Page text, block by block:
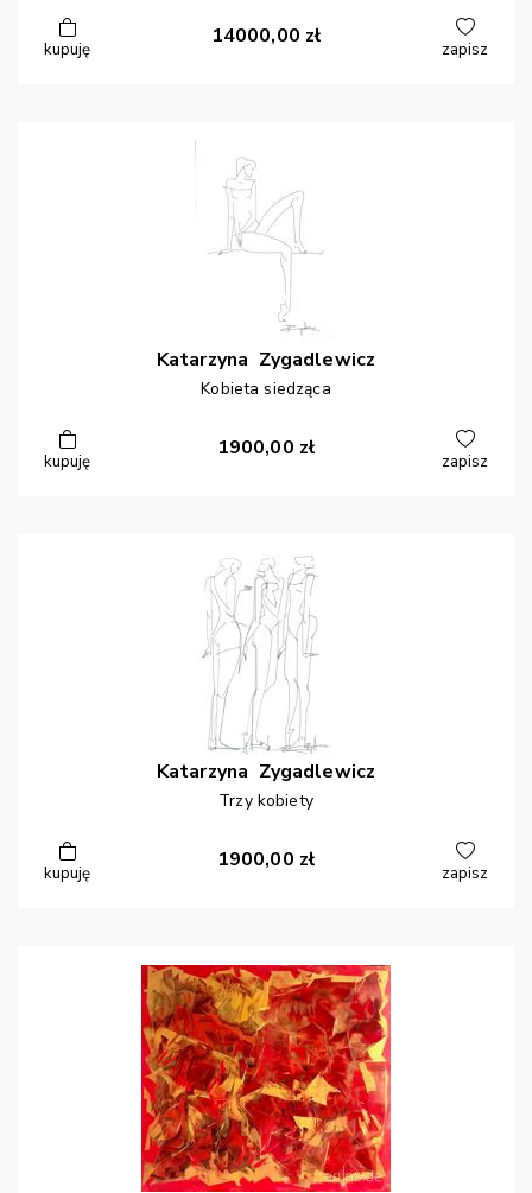
kupuję
14000,00 zł
zapisz
Katarzyna Zygadlewicz
Kobieta siedząca
kupuję
1900,00 zł
zapisz
Katarzyna Zygadlewicz
Trzy kobiety
kupuję
1900,00 zł
zapisz